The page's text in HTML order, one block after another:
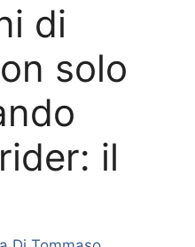
di
solo
il